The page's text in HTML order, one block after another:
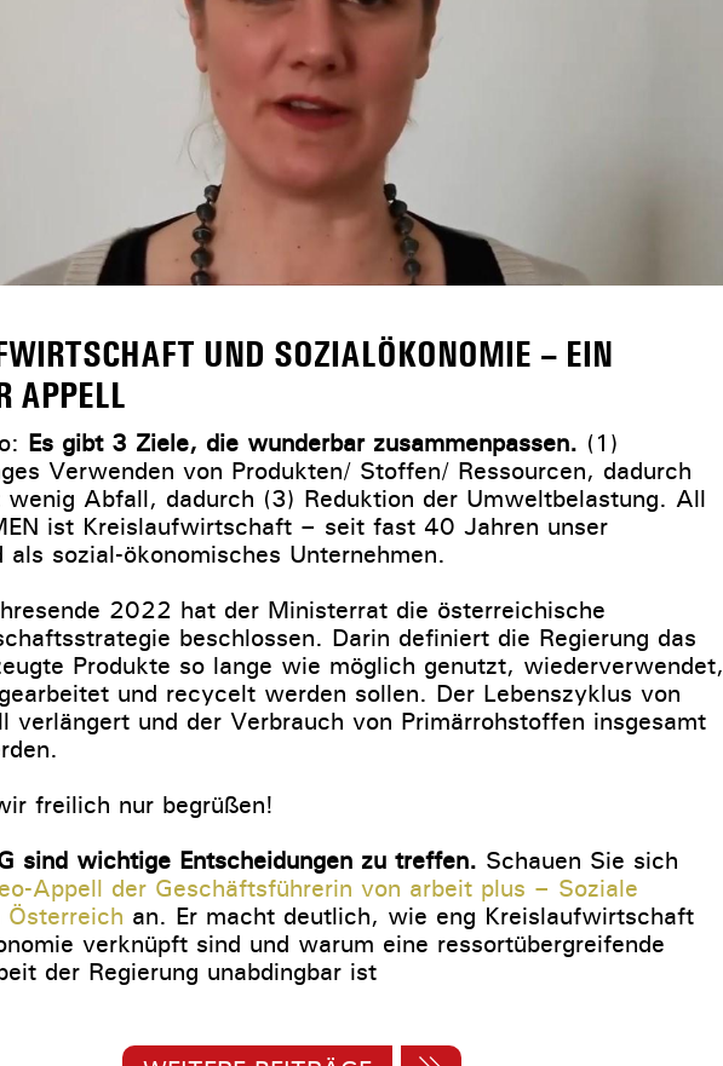
UND SOZIALÖKONOMIE – EIN
APPELL
Es gibt 3 Ziele, die wunderbar zusammenpassen. (1)
Verwenden von Produkten/ Stoffen/ Ressourcen, dadurch
Abfall, dadurch (3) Reduktion der Umweltbelastung. All
ist Kreislaufwirtschaft – seit fast 40 Jahren unser
sozial-ökonomisches Unternehmen.
2022 hat der Ministerrat die österreichische
beschlossen. Darin definiert die Regierung das
Produkte so lange wie möglich genutzt, wiederverwendet,
und recycelt werden sollen. Der Lebenszyklus von
verlängert und der Verbrauch von Primärrohstoffen insgesamt
freilich nur begrüßen!
sind wichtige Entscheidungen zu treffen. Schauen Sie sich
Appell der Geschäftsführerin von arbeit plus – Soziale
Österreich an. Er macht deutlich, wie eng Kreislaufwirtschaft
verknüpft sind und warum eine ressortübergreifende
der Regierung unabdingbar ist